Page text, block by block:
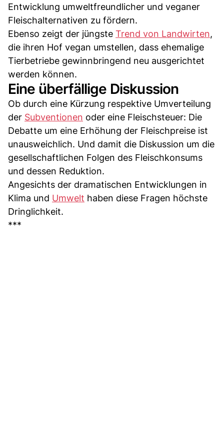
Entwicklung umweltfreundlicher und veganer
Fleischalternativen zu fördern.
Ebenso zeigt der jüngste Trend von Landwirten,
die ihren Hof vegan umstellen, dass ehemalige
Tierbetriebe gewinnbringend neu ausgerichtet
werden können.
Eine überfällige Diskussion
Ob durch eine Kürzung respektive Umverteilung
der Subventionen oder eine Fleischsteuer: Die
Debatte um eine Erhöhung der Fleischpreise ist
unausweichlich. Und damit die Diskussion um die
gesellschaftlichen Folgen des Fleischkonsums
und dessen Reduktion.
Angesichts der dramatischen Entwicklungen in
Klima und Umwelt haben diese Fragen höchste
Dringlichkeit.
***